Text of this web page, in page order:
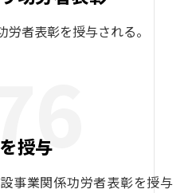
者表彰を授与される。
授与
事業関係功労者表彰を授与